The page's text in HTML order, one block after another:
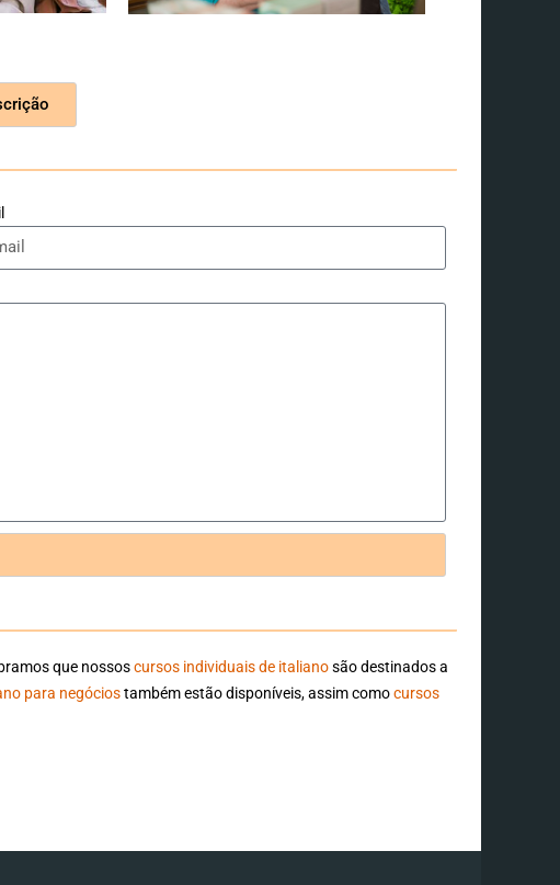
que nossoscursos individuais de italianosão destinados a
para negóciostambém estão disponíveis, assim comocursos